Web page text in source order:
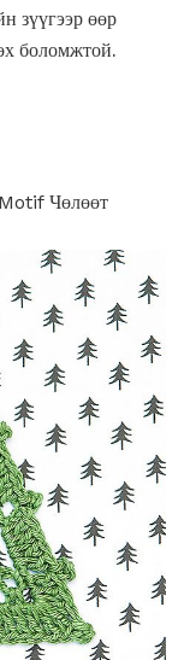
зүүгээр өөр
боломжтой.
Чөлөөт